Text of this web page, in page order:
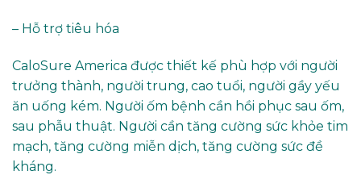
– Hỗ trợ tiêu hóa
CaloSure America được thiết kế phù hợp với người
trưởng thành, người trung, cao tuổi, người gầy yếu
ăn uống kém. Người ốm bệnh cần hồi phục sau ốm,
sau phẫu thuật. Người cần tăng cường sức khỏe tim
mạch, tăng cường miễn dịch, tăng cường sức đề
kháng.